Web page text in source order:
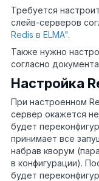
Требуется
слейв-серверов
Redis в ELMA".
Также нужно
согласно
Настройка
При настроенном
сервер окажется
будет
принимает все
набрав кворум
в конфигурации).
будет